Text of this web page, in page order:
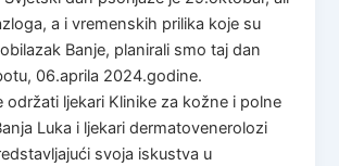
a i vremenskih prilika koje su
Banje, planirali smo taj dan
06.aprila 2024.godine.
održati ljekari Klinike za kožne i polne
Luka i ljekari dermatovenerolozi
svoja iskustva u